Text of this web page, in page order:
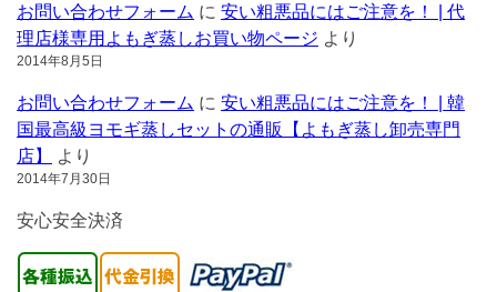
お問い合わせフォーム に安い粗悪品にはご注意を！ | 代
理店様専用よもぎ蒸しお買い物ページ より
2014年8月5日
お問い合わせフォーム に安い粗悪品にはご注意を！ | 韓
国最高級ヨモギ蒸しセットの通販【よもぎ蒸し卸売専門
店】
より
2014年7月30日
安心安全決済